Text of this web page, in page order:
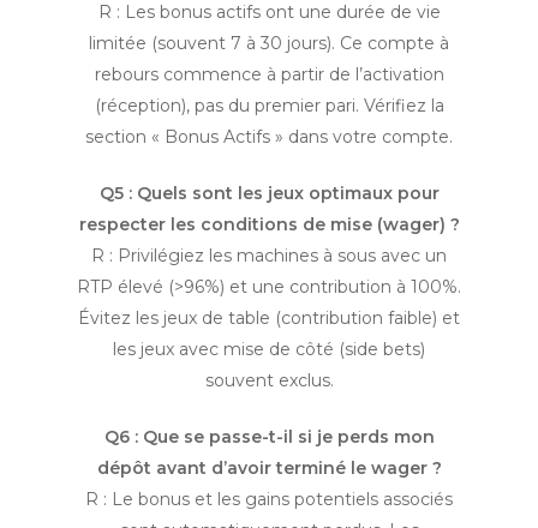
R : Les bonus actifs ont une durée de vie
limitée (souvent 7 à 30 jours). Ce compte à
rebours commence à partir de l’activation
(réception), pas du premier pari. Vérifiez la
section « Bonus Actifs » dans votre compte.
Q5 : Quels sont les jeux optimaux pour
respecter les conditions de mise (wager) ?
R : Privilégiez les machines à sous avec un
RTP élevé (>96%) et une contribution à 100%.
Évitez les jeux de table (contribution faible) et
les jeux avec mise de côté (side bets)
souvent exclus.
Q6 : Que se passe-t-il si je perds mon
dépôt avant d’avoir terminé le wager ?
R : Le bonus et les gains potentiels associés